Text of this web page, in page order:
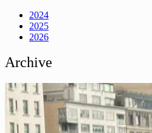
2024
2025
2026
Archive